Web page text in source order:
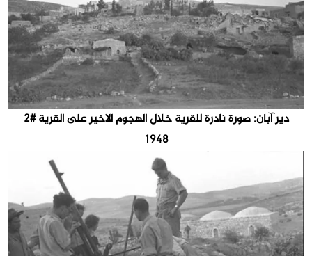
دير آبان: صورة نادرة للقرية خلال الهجوم الاخير على القرية #2
1948